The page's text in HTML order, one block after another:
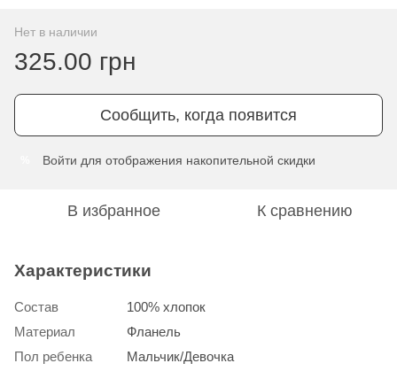
Нет в наличии
325.00 грн
Сообщить, когда появится
Войти для отображения накопительной скидки
В избранное К сравнению
Характеристики
Состав
100% хлопок
Материал
Фланель
Пол ребенка
Мальчик/Девочка